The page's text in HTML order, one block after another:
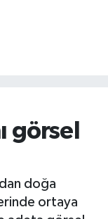
görsel
doğa
ortaya